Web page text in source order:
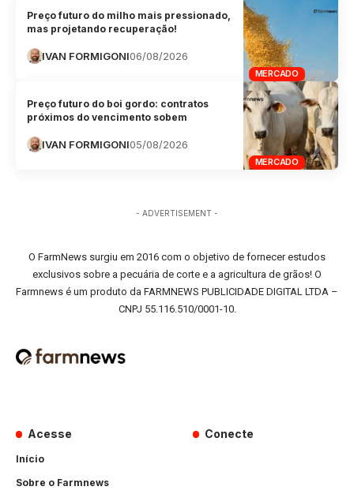
MERCADO
Preço futuro do milho mais pressionado,
mas projetando recuperação!
IVAN FORMIGONI06/08/2026
MERCADO
Preço futuro do boi gordo: contratos
próximos do vencimento sobem
IVAN FORMIGONI05/08/2026
- ADVERTISEMENT -
O FarmNews surgiu em 2016 com o objetivo de fornecer estudos
exclusivos sobre a pecuária de corte e a agricultura de grãos! O
Farmnews é um produto da FARMNEWS PUBLICIDADE DIGITAL LTDA –
CNPJ 55.116.510/0001-10.
Acesse
Início
Sobre o Farmnews
Conecte